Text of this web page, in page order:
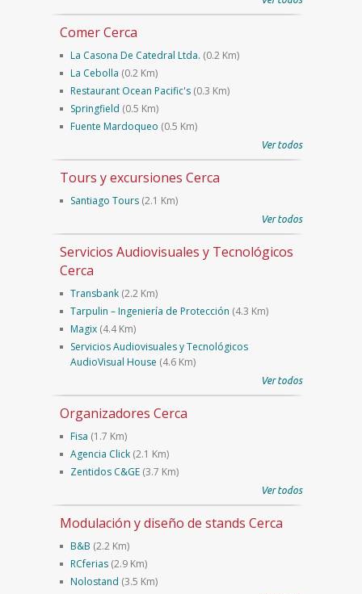
Comer Cerca
La Casona De Catedral Ltda. (0.2 Km)
La Cebolla (0.2 Km)
Restaurant Ocean Pacific's (0.3 Km)
Springfield (0.5 Km)
Fuente Mardoqueo (0.5 Km)
Ver todos
Tours y excursiones Cerca
Santiago Tours (2.1 Km)
Ver todos
Servicios Audiovisuales y Tecnológicos
Cerca
Transbank (2.2 Km)
Tarpulin – Ingeniería de Protección (4.3 Km)
Magix (4.4 Km)
Servicios Audiovisuales y Tecnológicos
AudioVisual House (4.6 Km)
Ver todos
Organizadores Cerca
Fisa (1.7 Km)
Agencia Click (2.1 Km)
Zentidos C&GE (3.7 Km)
Ver todos
Modulación y diseño de stands Cerca
B&B (2.2 Km)
RCferias (2.9 Km)
Nolostand (3.5 Km)